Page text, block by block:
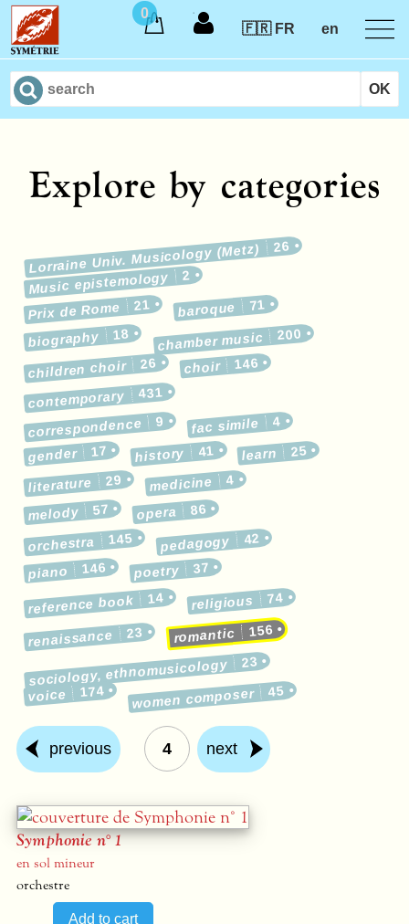
0
🇫🇷 FR
en
Explore by categories
Lorraine Univ. Musicology (Metz) 26
Music epistemology 2
Prix de Rome 21 baroque 71
biography 18 chamber music 200
children choir 26 choir 146
contemporary 431
correspondence 9 fac simile 4
gender 17 history 41 learn 25
literature 29 medicine 4
melody 57 opera 86
orchestra 145 pedagogy 42
piano 146 poetry 37
reference book 14 religious 74
renaissance 23 romantic 156
sociology, ethnomusicology 23
voice 174 women composer 45
previous 4 next
Symphonie n° 1
en sol mineur
orchestre